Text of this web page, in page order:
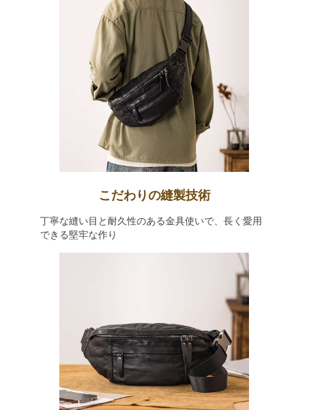
こだわりの縫製技術
丁寧な縫い目と耐久性のある金具使いで、長く愛用
できる堅牢な作り